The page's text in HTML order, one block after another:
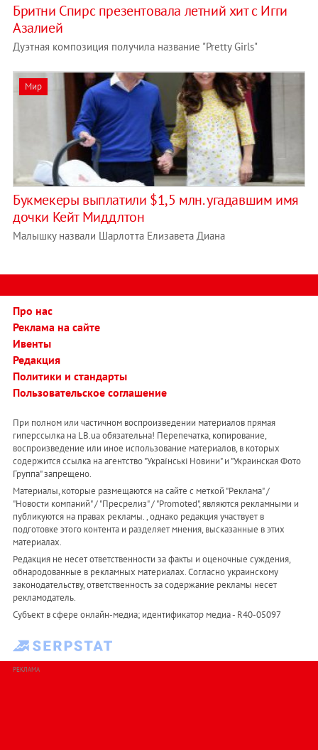
Бритни Спирс презентовала летний хит с Игги
Азалией
Дуэтная композиция получила название "Pretty Girls"
Мир
Букмекеры выплатили $1,5 млн. угадавшим имя
дочки Кейт Миддлтон
Малышку назвали Шарлотта Елизавета Диана
Про нас
Реклама на сайте
Ивенты
Редакция
Политики и стандарты
Пользовательское соглашение
При полном или частичном воспроизведении материалов прямая
гиперссылка на LB.ua обязательна! Перепечатка, копирование,
воспроизведение или иное использование материалов, в которых
содержится ссылка на агентство "Українськi Новини" и "Украинская Фото
Группа" запрещено.
Материалы, которые размещаются на сайте с меткой "Реклама" /
"Новости компаний" / "Пресрелиз" / "Promoted", являются рекламными и
публикуются на правах рекламы. , однако редакция участвует в
подготовке этого контента и разделяет мнения, высказанные в этих
материалах.
Редакция не несет ответственности за факты и оценочные суждения,
обнародованные в рекламных материалах. Согласно украинскому
законодательству, ответственность за содержание рекламы несет
рекламодатель.
Субъект в сфере онлайн-медиа; идентификатор медиа - R40-05097
РЕКЛАМА